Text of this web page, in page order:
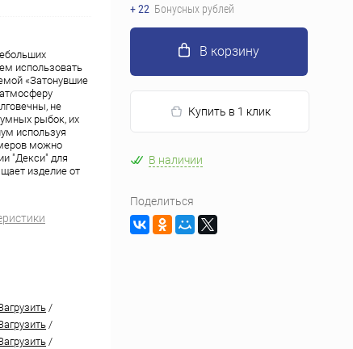
использовать
«Затонувшие
не
рыбок, их
используя
можно
"Декси" для
изделие от
/
/
/
+ 22 Бонусных рублей
В корзину
Купить в 1 клик
В наличии
Поделиться